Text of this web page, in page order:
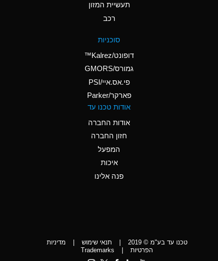
Ammonium Nitrite
Ammonium Persulfate
Ammonium Phosphate
A
Ammonium Sulfate
*
Amyl Acetate (Banana
Aniline
D
תעשיית המזון
רכב
סוכניות
דופונט/Kalrez™
גמורס/GMORS
פי.אס.איי/PSI
פארקר/Parker
אודות טכנו עד
אודות החברה
חזון החברה
המפעל
איכות
פנה אלינו
טכנו עד בע"מ © 2019 | תנאי שימוש |
מדיניות
הפרטיות
|
Trademarks